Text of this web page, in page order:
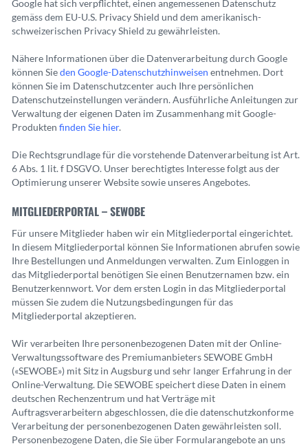
Google hat sich verpflichtet, einen angemessenen Datenschutz
gemäss dem EU-U.S. Privacy Shield und dem amerikanisch-
schweizerischen Privacy Shield zu gewährleisten.
Nähere Informationen über die Datenverarbeitung durch Google
können Sieden Google-Datenschutzhinweisen entnehmen. Dort
können Sie im Datenschutzcenter auch Ihre persönlichen
Datenschutzeinstellungen verändern. Ausführliche Anleitungen zur
Verwaltung der eigenen Daten im Zusammenhang mit Google-
Produkten finden Sie hier.
Die Rechtsgrundlage für die vorstehende Datenverarbeitung ist Art.
6 Abs. 1 lit. f DSGVO. Unser berechtigtes Interesse folgt aus der
Optimierung unserer Website sowie unseres Angebotes.
MITGLIEDERPORTAL – SEWOBE
Für unsere Mitglieder haben wir ein Mitgliederportal eingerichtet.
In diesem Mitgliederportal können Sie Informationen abrufen sowie
Ihre Bestellungen und Anmeldungen verwalten. Zum Einloggen in
das Mitgliederportal benötigen Sie einen Benutzernamen bzw. ein
Benutzerkennwort. Vor dem ersten Login in das Mitgliederportal
müssen Sie zudem die Nutzungsbedingungen für das
Mitgliederportal akzeptieren.
Wir verarbeiten Ihre personenbezogenen Daten mit der Online-
Verwaltungssoftware des Premiumanbieters SEWOBE GmbH
(«SEWOBE») mit Sitz in Augsburg und sehr langer Erfahrung in der
Online-Verwaltung. Die SEWOBE speichert diese Daten in einem
deutschen Rechenzentrum und hat Verträge mit
Auftragsverarbeitern abgeschlossen, die die datenschutzkonforme
Verarbeitung der personenbezogenen Daten gewährleisten soll.
Personenbezogene Daten, die Sie über Formularangebote an uns